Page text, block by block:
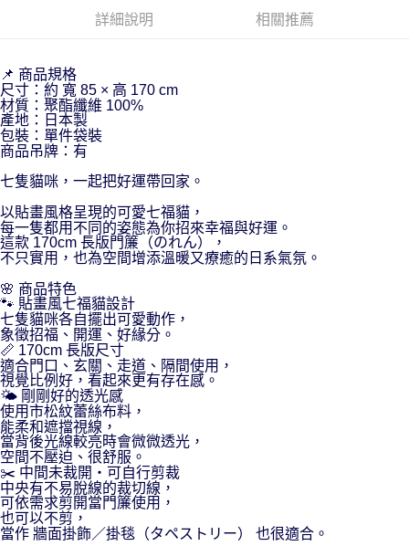
詳細說明 相關推薦
📌 商品規格
尺寸：約 寬 85 × 高 170 cm
材質：聚酯纖維 100%
產地：日本製
包裝：單件袋裝
商品吊牌：有
七隻貓咪，一起把好運帶回家。
以貼畫風格呈現的可愛七福貓，
每一隻都用不同的姿態為你招來幸福與好運。
這款 170cm 長版門簾（のれん），
不只實用，也為空間增添溫暖又療癒的日系氣氛。
🌸 商品特色
🐾 貼畫風七福貓設計
七隻貓咪各自擺出可愛動作，
象徵招福、開運、好緣分。
📏 170cm 長版尺寸
適合門口、玄關、走道、隔間使用，
視覺比例好，看起來更有存在感。
🌤 剛剛好的透光感
使用市松紋蕾絲布料，
能柔和遮擋視線，
當背後光線較亮時會微微透光，
空間不壓迫、很舒服。
✂️ 中間未裁開・可自行剪裁
中央有不易脫線的裁切線，
可依需求剪開當門簾使用，
也可以不剪，
當作 牆面掛飾／掛毯（タペストリー） 也很適合。